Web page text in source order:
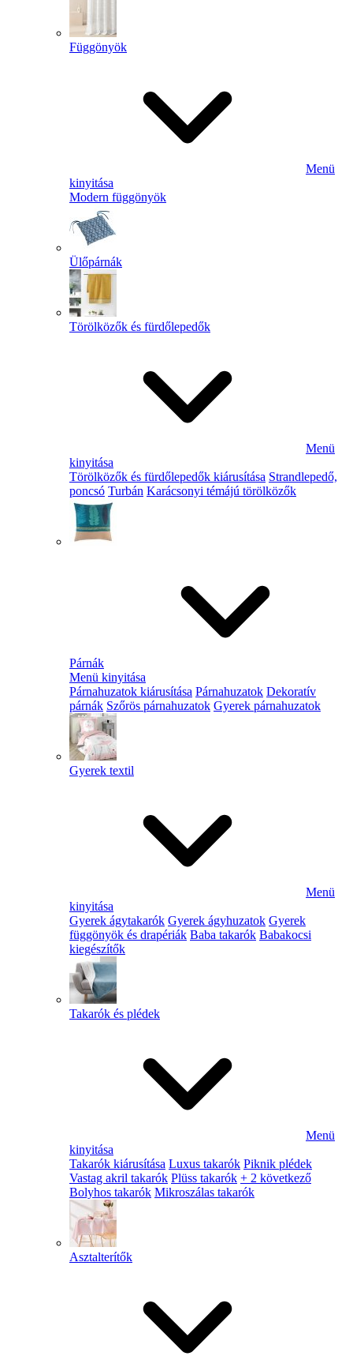
Függönyök
Menü
kinyitása
Modern függönyök
Ülőpárnák
Törölközők és fürdőlepedők
Menü
kinyitása
Törölközők és fürdőlepedők kiárusítása Strandlepedő,
poncsó Turbán Karácsonyi témájú törölközők
Párnák
Menü kinyitása
Párnahuzatok kiárusítása Párnahuzatok Dekoratív
párnák Szőrös párnahuzatok Gyerek párnahuzatok
Gyerek textil
Menü
kinyitása
Gyerek ágytakarók Gyerek ágyhuzatok Gyerek
függönyök és drapériák Baba takarók Babakocsi
kiegészítők
Takarók és plédek
Menü
kinyitása
Takarók kiárusítása Luxus takarók Piknik plédek
Vastag akril takarók Plüss takarók + 2 következő
Bolyhos takarók Mikroszálas takarók
Asztalterítők